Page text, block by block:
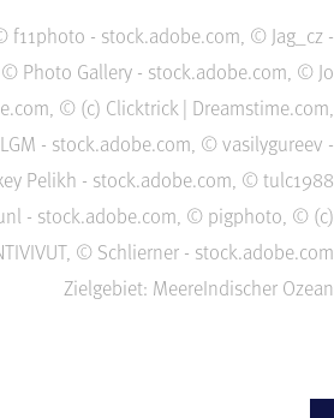
f11photo - stock.adobe.com, © Jag_cz -
Photo Gallery - stock.adobe.com, © Jo
© (c) Clicktrick | Dreamstime.com,
- stock.adobe.com, © vasilygureev -
Pelikh - stock.adobe.com, © tulc1988
- stock.adobe.com, © pigphoto, © (c)
© Schlierner - stock.adobe.com
Zielgebiet: MeereIndischer Ozean